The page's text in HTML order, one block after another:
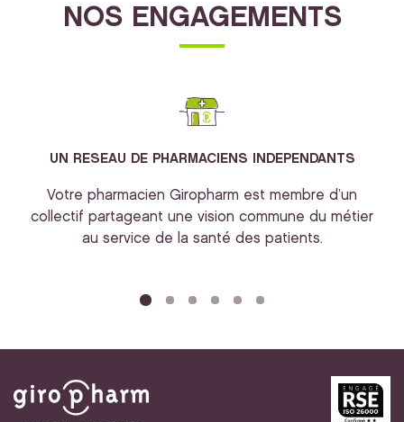
NOS ENGAGEMENTS
UN RESEAU DE PHARMACIENS INDEPENDANTS
Votre pharmacien Giropharm est membre d’un
collectif partageant une vision commune du métier
au service de la santé des patients.